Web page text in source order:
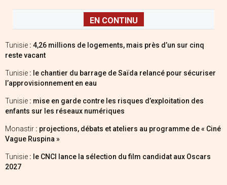
EN CONTINU
Tunisie : 4,26 millions de logements, mais près d’un sur cinq
reste vacant
Tunisie : le chantier du barrage de Saïda relancé pour sécuriser
l’approvisionnement en eau
Tunisie : mise en garde contre les risques d’exploitation des
enfants sur les réseaux numériques
Monastir : projections, débats et ateliers au programme de « Ciné
Vague Ruspina »
Tunisie : le CNCI lance la sélection du film candidat aux Oscars
2027